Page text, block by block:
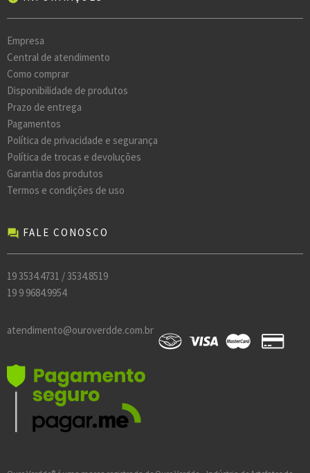
Empresa
Central de atendimento
Como comprar
Disponibilidade de produtos
Prazo de entrega
Pagamentos
Política de privacidade e segurança
Política de trocas e devoluções
Garantia dos produtos
Termos e condições de uso
forum FALE CONOSCO
19 3534.4731 / 3534.8519
19 9 9684.9954
atendimento@ouroverdde.com.br